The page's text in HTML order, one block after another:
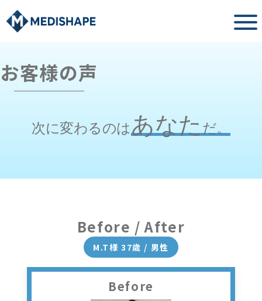
お客様の声
次に変わるのはあなた だ。
Before / After
M.T様 37歳 / 男性
Before